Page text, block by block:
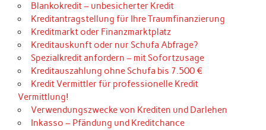
Blankokredit – unbesicherter Kredit
Kreditantragstellung für Ihre Traumfinanzierung
Kreditmarkt oder Finanzmarktplatz
Kreditauskunft oder nur Schufa Abfrage?
Spezialkredit anfordern – mit Sofortzusage
Kreditauszahlung ohne Schufa bis 7.500 €
Kredit Vermittler für professionelle Kredit
Vermittlung!
Verwendungszwecke von Krediten und Darlehen
Inkasso – Pfändung und Kreditchance